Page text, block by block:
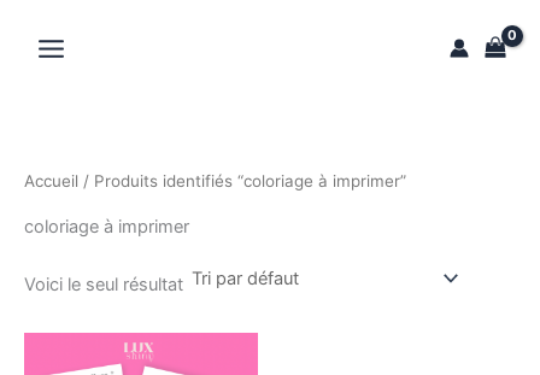
Accueil / Produits identifiés “coloriage à imprimer”
coloriage à imprimer
Voici le seul résultat